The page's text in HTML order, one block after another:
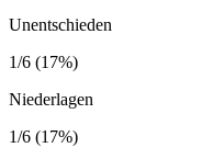
Unentschieden
1/6 (17%)
Niederlagen
1/6 (17%)